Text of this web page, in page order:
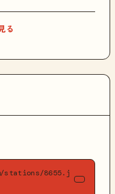
る
stations/8655.j